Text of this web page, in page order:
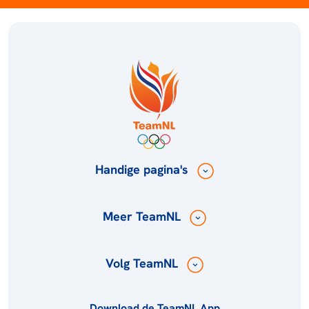
Handige pagina's
Meer TeamNL
Volg TeamNL